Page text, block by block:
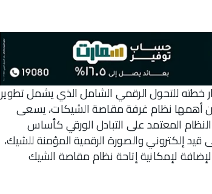
خطته للتحول الرقمي الشامل الذي يشمل تطوير
من أهمها نظام غرفة مقاصة الشيكات، يسعى
المعتمد على التبادل الورقي كأساس
إلكتروني والصورة الرقمية المؤمنة للشيك،
لإمكانية إتاحة نظام مقاصة الشيك